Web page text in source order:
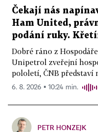
Čekají nás
Ham United,
podání ruky.
Dobré ráno z
Unipetrol zveřejní
pololetí, ČNB představí
6. 8. 2026 ▪ 10:24 min.
PETR HONZEJK